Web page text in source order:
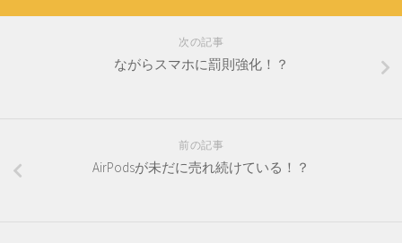
次の記事
ながらスマホに罰則強化！？
前の記事
AirPodsが未だに売れ続けている！？